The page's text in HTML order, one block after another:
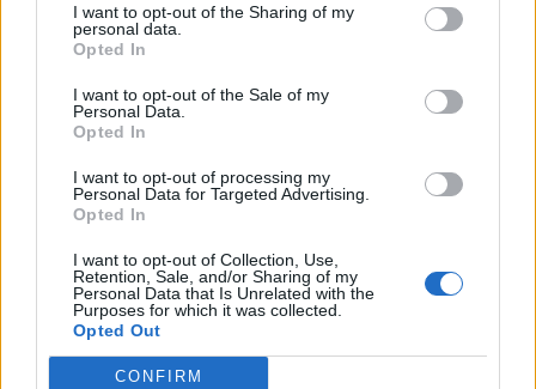
I want to opt-out of the Sharing of my
personal data.
Opted In
I want to opt-out of the Sale of my
Personal Data.
Opted In
I want to opt-out of processing my
Personal Data for Targeted Advertising.
Opted In
I want to opt-out of Collection, Use,
Retention, Sale, and/or Sharing of my
Personal Data that Is Unrelated with the
Purposes for which it was collected.
Opted Out
CONFIRM
Edellinen artikkeli
Sopimus purettu! – Juhamatti
Aaltonen vaihtaa maisemaa
Uskomaton laukaus! – Alex
Laferriere maalasi lähes
LIITTYVÄT ARTIKKELIT LISÄÄ TEKIJÄLTÄ
Leijonat julkisti ketjut Sveitsi-peliin –